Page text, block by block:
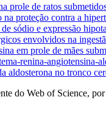
prole de ratos
proteção contra a
sódio e expressão
envolvidos na
em prole de mães
renina-angiotensina-
aldosterona no tronco
do Web of Science,